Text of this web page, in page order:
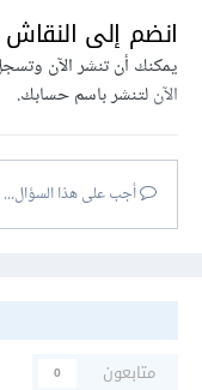
انضم إلى النقاش
يمكنك أن تنشر الآن
الآنلتنشر باسم حسابك.
أجب على هذا السؤال...
متابعون
0